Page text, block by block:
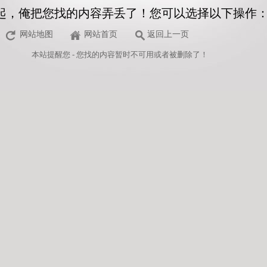
，俺把您找的内容弄丢了！您可以选择以下操作
网站地图 网站首页 返回上一页
本站提醒您 - 您找的内容暂时不可用或者被删除了！